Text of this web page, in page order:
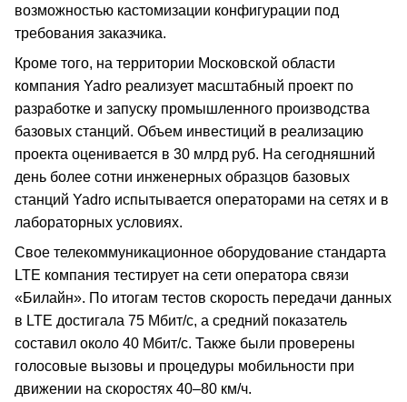
возможностью кастомизации конфигурации под
требования заказчика.
Кроме того, на территории Московской области
компания Yadro реализует масштабный проект по
разработке и запуску промышленного производства
базовых станций. Объем инвестиций в реализацию
проекта оценивается в 30 млрд руб. На сегодняшний
день более сотни инженерных образцов базовых
станций Yadro испытывается операторами на сетях и в
лабораторных условиях.
Свое телекоммуникационное оборудование стандарта
LTE компания тестирует на сети оператора связи
«Билайн». По итогам тестов скорость передачи данных
в LTE достигала 75 Мбит/с, а средний показатель
составил около 40 Мбит/с. Также были проверены
голосовые вызовы и процедуры мобильности при
движении на скоростях 40–80 км/ч.